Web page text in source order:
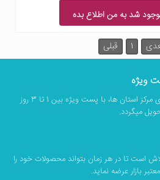
شد به من اطلاع بده
قبلی 1
ویژه
سفارش های شما برای مرکز استان ها، با پست ویژه بین 1 تا 3 روز
میگردد.
است تا در هر زمان بتواند محصولات خود را
بازار عرضه نماید.